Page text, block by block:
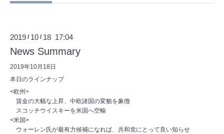
2019 / 10 / 18 17:04
News Summary
2019年10月18日
本日のラインナップ
<欧州>
賃金の大幅な上昇、中欧諸国の変貌を象徴
スコッチウイスキーを米国へ空輸
<米国>
ウォーレン氏が最有力候補になれば、共和党にとって良い知らせ